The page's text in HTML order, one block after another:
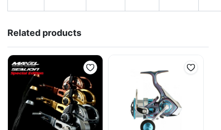
Related products